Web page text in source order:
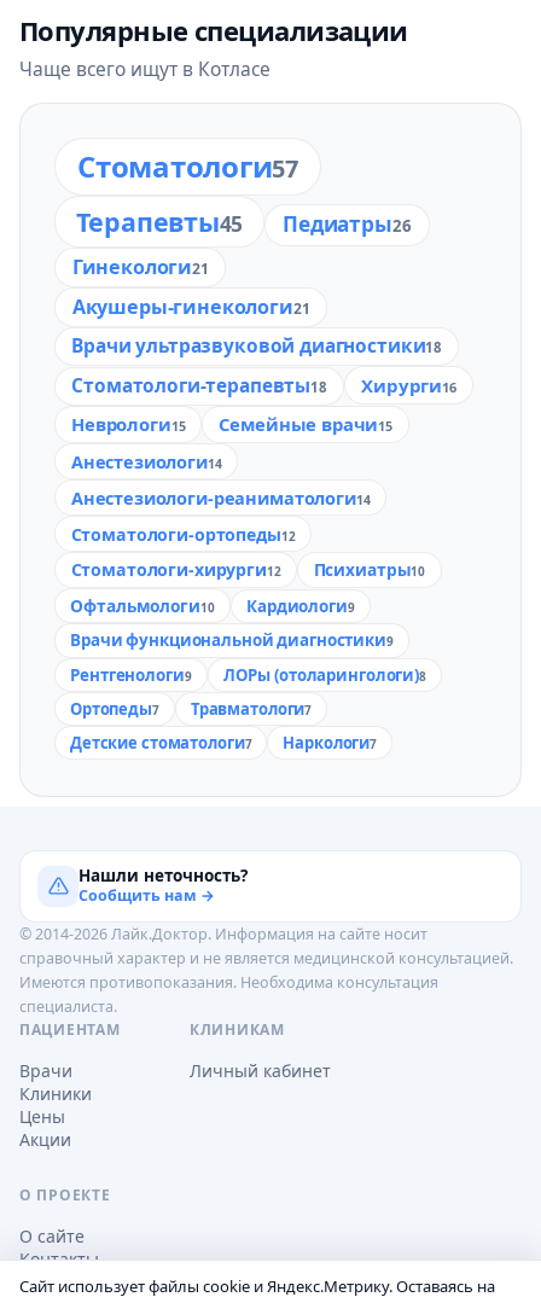
Популярные специализации
Чаще всего ищут в Котласе
Стоматологи57
Терапевты45 Педиатры26
Гинекологи21
Акушеры-гинекологи21
Врачи ультразвуковой диагностики18
Стоматологи-терапевты18 Хирурги16
Неврологи15 Семейные врачи15
Анестезиологи14
Анестезиологи-реаниматологи14
Стоматологи-ортопеды12
Стоматологи-хирурги12 Психиатры10
Офтальмологи10 Кардиологи9
Врачи функциональной диагностики9
Рентгенологи9 ЛОРы (отоларингологи)8
Ортопеды7 Травматологи7
Детские стоматологи7 Наркологи7
Нашли неточность?
Сообщить нам →
© 2014-2026 Лайк.Доктор. Информация на сайте носит
справочный характер и не является медицинской консультацией.
Имеются противопоказания. Необходима консультация
специалиста.
ПАЦИЕНТАМ
Врачи
Клиники
Цены
Акции
КЛИНИКАМ
Личный кабинет
О ПРОЕКТЕ
О сайте
Контакты
Сайт использует файлы cookie и Яндекс.Метрику. Оставаясь на